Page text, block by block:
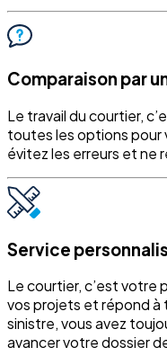
Comparaison par
Le travail du courtier,
toutes les options pour
évitez les erreurs et ne
Service
Le courtier, c’est votre
vos projets et répond à
sinistre, vous avez
avancer votre dossier